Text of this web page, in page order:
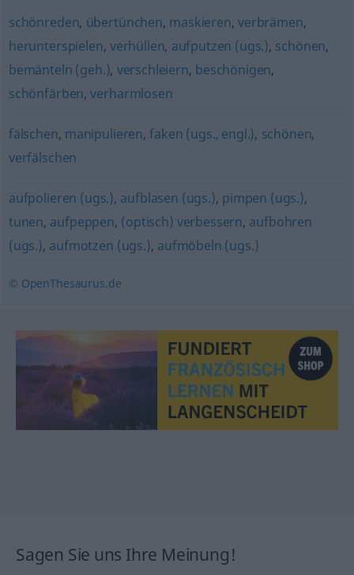
schönreden, übertünchen, maskieren,verbrämen,
herunterspielen, verhüllen, aufputzen (ugs.), schönen,
bemänteln (geh.), verschleiern, beschönigen,
schönfärben,verharmlosen
fälschen, manipulieren,faken (ugs., engl.), schönen,
verfälschen
aufpolieren (ugs.), aufblasen (ugs.), pimpen (ugs.),
tunen, aufpeppen, (optisch) verbessern, aufbohren
(ugs.), aufmotzen (ugs.), aufmöbeln (ugs.)
© OpenThesaurus.de
Sagen Sie uns Ihre Meinung!